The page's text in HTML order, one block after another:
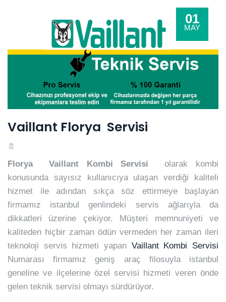
01
MAY
Vaillant Florya Servisi
Florya Vaillant Kombi Servisi
olarak kombi
konusunda sayısız kullanıcıya ulaşan verdiği kaliteli
hizmet ile adından sıkça söz ettirmeye başlayan
firmamız istanbul genlindeki servis ağlarıyla da
dikkatleri üzerine çekiyor. Müşteri memnuniyeti ve
kaliteden hiçbir zaman ödün vermeden her zaman ileri
teknoloji servis hizmeti yapan Vaillant Kombi Servisi
Numarası firmamız geniş araç filosuyla istanbul
geneline ve ilçelerine özel servisi hizmeti veren önde
gelen teknik servisi olmayı sürdürüyor.